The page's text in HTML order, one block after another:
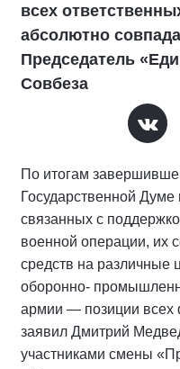
всех
абсолютно
Председатель
Совбеза
По итогам
Государственной
связанных с
военной операции, их
средств на различные
оборонно-
армии — позиции всех
заявил Дмитрий
участниками смены